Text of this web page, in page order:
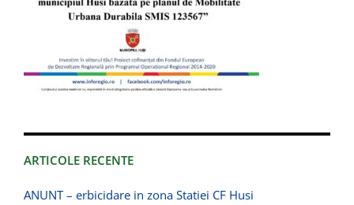
ARTICOLE RECENTE
ANUNT – erbicidare in zona Statiei CF Husi